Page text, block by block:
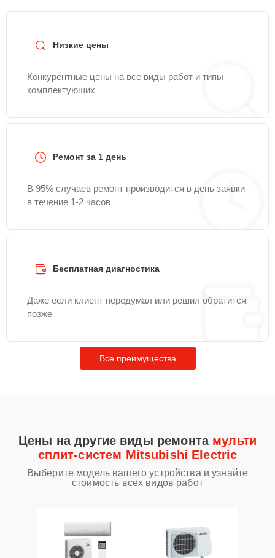
Низкие цены
Конкурентные цены на все виды работ и типы
комплектующих
Ремонт за 1 день
В 95% случаев ремонт производится в день заявки
в течение 1-2 часов
Бесплатная диагностика
Даже если клиент передумал или решил обратится
позже
Все преимущества
Цены на другие виды ремонта мульти
сплит-систем Mitsubishi Electric
Выберите модель вашего устройства и узнайте
стоимость всех видов работ